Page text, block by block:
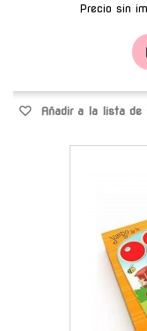
Precio sin
Añadir a la lista de